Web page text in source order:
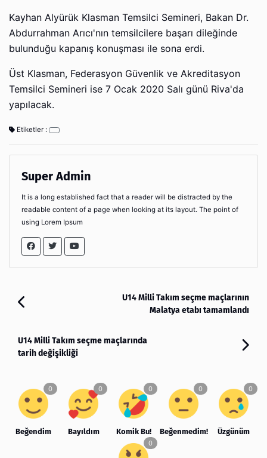
Kayhan Alyürük Klasman Temsilci Semineri, Bakan Dr.
Abdurrahman Arıcı'nın temsilcilere başarı dileğinde
bulunduğu kapanış konuşması ile sona erdi.
Üst Klasman, Federasyon Güvenlik ve Akreditasyon
Temsilci Semineri ise 7 Ocak 2020 Salı günü Riva'da
yapılacak.
Etiketler :
Super Admin
It is a long established fact that a reader will be distracted by the
readable content of a page when looking at its layout. The point of
using Lorem Ipsum
U14 Milli Takım seçme maçlarının
Malatya etabı tamamlandı
U14 Milli Takım seçme maçlarında
tarih değişikliği
Beğendim Bayıldım Komik Bu! Beğenmedim! Üzgünüm